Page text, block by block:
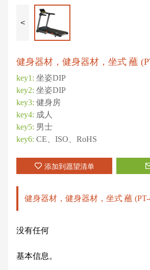
<
健身器材，健身器材，坐式 蘸
key1: 坐姿DIP
key2: 坐姿DIP
key3: 健身房
key4: 成人
key5: 男士
key6: CE、ISO、RoHS
添加到愿望清单
健身器材，健身器材，坐式 蘸 (PT-
没有任何
基本信息。